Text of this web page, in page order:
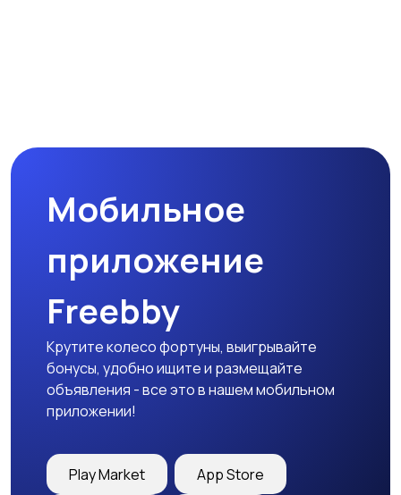
Мобильное
приложение
Freebby
Крутите колесо фортуны, выигрывайте
бонусы, удобно ищите и размещайте
объявления - все это в нашем мобильном
приложении!
Play Market App Store